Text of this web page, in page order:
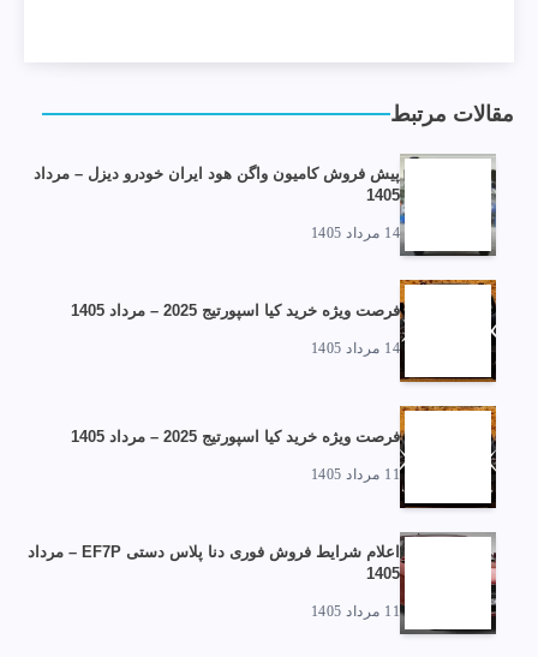
مقالات مرتبط
پیش فروش کامیون واگن هود ایران خودرو دیزل – مرداد
1405
14 مرداد 1405
فرصت ویژه خرید کیا اسپورتیج 2025 – مرداد 1405
14 مرداد 1405
فرصت ویژه خرید کیا اسپورتیج 2025 – مرداد 1405
11 مرداد 1405
اعلام شرایط فروش فوری دنا پلاس دستی EF7P – مرداد
1405
11 مرداد 1405